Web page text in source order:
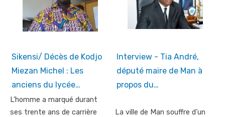
Sikensi/ Décès de Kodjo
Miezan Michel : Les
anciens du lycée…
L’homme a marqué durant
ses trente ans de carrière
Interview - Tia André,
député maire de Man à
propos du…
La ville de Man souffre d’un